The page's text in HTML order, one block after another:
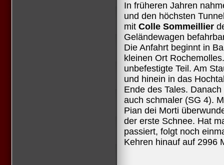
In früheren Jahren
und den höchsten
mit Colle Sommeillier
Geländewagen
Die Anfahrt beginnt in
kleinen Ort
unbefestigte Teil. Am
und hinein in das
Ende des Tales.
auch schmaler (SG 4).
Pian dei Morti
der erste Schnee. Hat
passiert, folgt noch
Kehren hinauf auf 2996